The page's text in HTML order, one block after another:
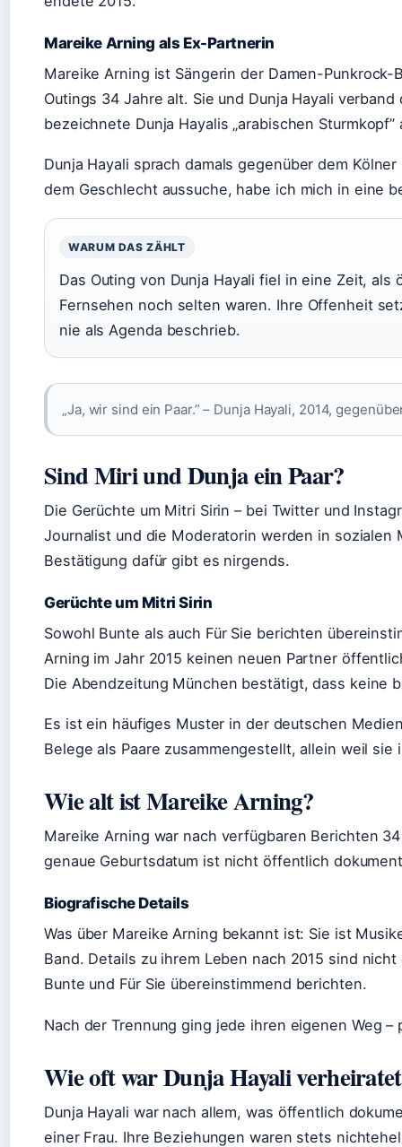
Mareike Arning als Ex-Partnerin
Mareike Arning ist Sängerin der Damen-Punkrock-
Outings 34 Jahre alt. Sie und Dunja Hayali
bezeichnete Dunja Hayalis „arabischen
Dunja Hayali sprach damals gegenüber dem
dem Geschlecht aussuche, habe ich mich in eine
WARUM DAS ZÄHLT
Das Outing von Dunja Hayali fiel in eine Zeit,
Fernsehen noch selten waren. Ihre Offenheit
nie als Agenda beschrieb.
„Ja, wir sind ein Paar.” – Dunja Hayali, 2014,
Sind Miri und Dunja ein Paar?
Die Gerüchte um Mitri Sirin – bei Twitter und
Journalist und die Moderatorin werden in
Bestätigung dafür gibt es nirgends.
Gerüchte um Mitri Sirin
Sowohl Bunte als auch Für Sie berichten
Arning im Jahr 2015 keinen neuen Partner
Die Abendzeitung München bestätigt, dass keine
Es ist ein häufiges Muster in der deutschen
Belege als Paare zusammengestellt, allein weil
Wie alt ist Mareike Arning?
Mareike Arning war nach verfügbaren Berichten
genaue Geburtsdatum ist nicht öffentlich
Biografische Details
Was über Mareike Arning bekannt ist: Sie ist
Band. Details zu ihrem Leben nach 2015 sind
Bunte und Für Sie übereinstimmend berichten.
Nach der Trennung ging jede ihren eigenen Weg
Wie oft war Dunja Hayali
Dunja Hayali war nach allem, was öffentlich
einer Frau. Ihre Beziehungen waren stets